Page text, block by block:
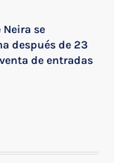
se
después de 23
de entradas